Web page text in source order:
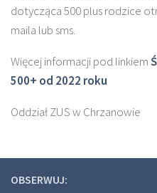
dotycząca 500 plus rodzice
maila lub sms.
Więcej informacji pod linkiem
500+ od 2022 roku
Oddział ZUS w Chrzanowie
OBSERWUJ: